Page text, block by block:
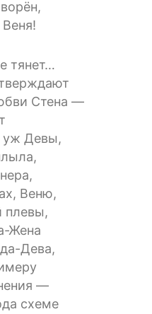
тянет…
Стена —
уж Девы,
Веню,
плевы,
Жена
Дева,
—
схеме